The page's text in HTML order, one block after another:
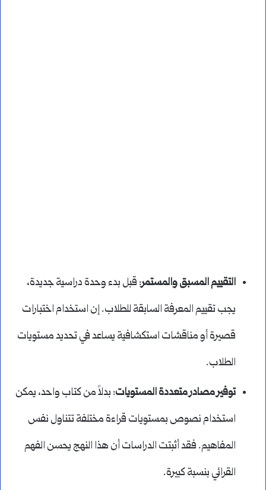
التقييم المسبق والمستمر: قبل بدء وحدة دراسية جديدة،
يجب تقييم المعرفة السابقة للطلاب. إن استخدام اختبارات
قصيرة أو مناقشات استكشافية يساعد في تحديد مستويات
الطلاب.
توفير مصادر متعددة المستويات: بدلاً من كتاب واحد، يمكن
استخدام نصوص بمستويات قراءة مختلفة تتناول نفس
المفاهيم. فقد أثبتت الدراسات أن هذا النهج يحسن الفهم
القرائي بنسبة كبيرة.